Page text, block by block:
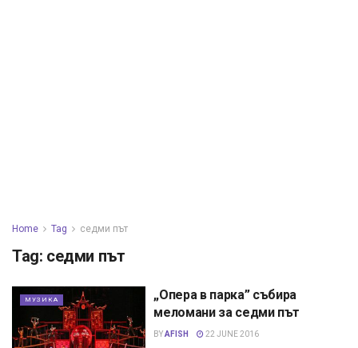
Home Tag седми път
Tag: седми път
МУЗИКА
„Опера в парка” събира
меломани за седми път
BYAFISH 22 JUNE 2016